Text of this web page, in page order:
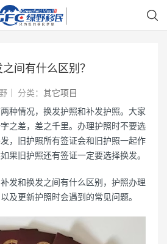
间有什么区别？
分类： 其它项目
种情况，换发护照和补发护照。大家
之差，差之千里。办理护照时不要选
，旧护照所有签证会和旧护照一起作
果旧护照还有签证一定要选择换发。
发和换发之间有什么区别，护照办理
及更新护照时会遇到的常见问题。